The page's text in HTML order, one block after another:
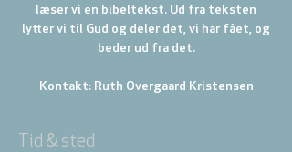
læser vi en bibeltekst. Ud fra teksten
lytter vi til Gud og deler det, vi har fået, og
beder ud fra det.
Kontakt: Ruth Overgaard Kristensen
Tid & sted